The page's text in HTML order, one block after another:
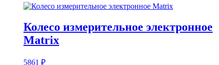
Колесо измерительное электронное
Matrix
5861 ₽